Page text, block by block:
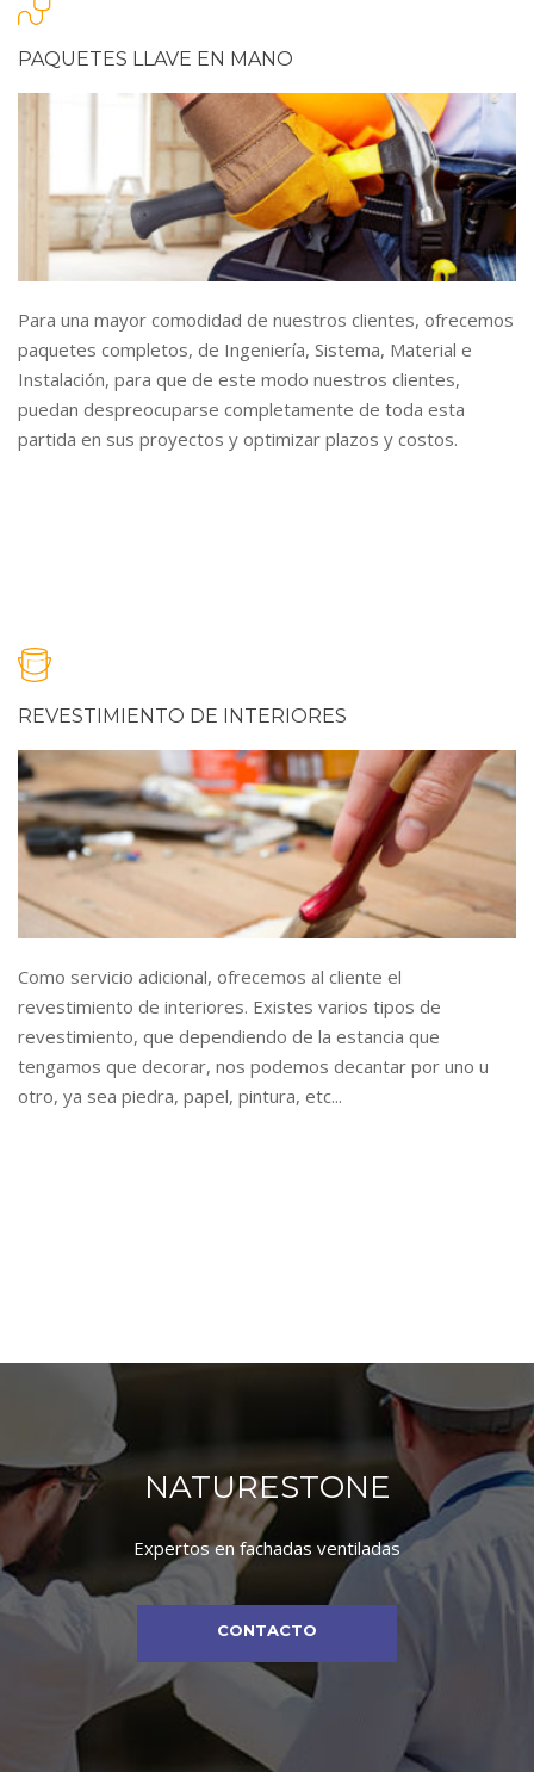
PAQUETES LLAVE EN MANO
Para una mayor comodidad de nuestros clientes, ofrecemos
paquetes completos, de Ingeniería, Sistema, Material e
Instalación, para que de este modo nuestros clientes,
puedan despreocuparse completamente de toda esta
partida en sus proyectos y optimizar plazos y costos.
REVESTIMIENTO DE INTERIORES
Como servicio adicional, ofrecemos al cliente el
revestimiento de interiores. Existes varios tipos de
revestimiento, que dependiendo de la estancia que
tengamos que decorar, nos podemos decantar por uno u
otro, ya sea piedra, papel, pintura, etc...
NATURESTONE
Expertos en fachadas ventiladas
CONTACTO